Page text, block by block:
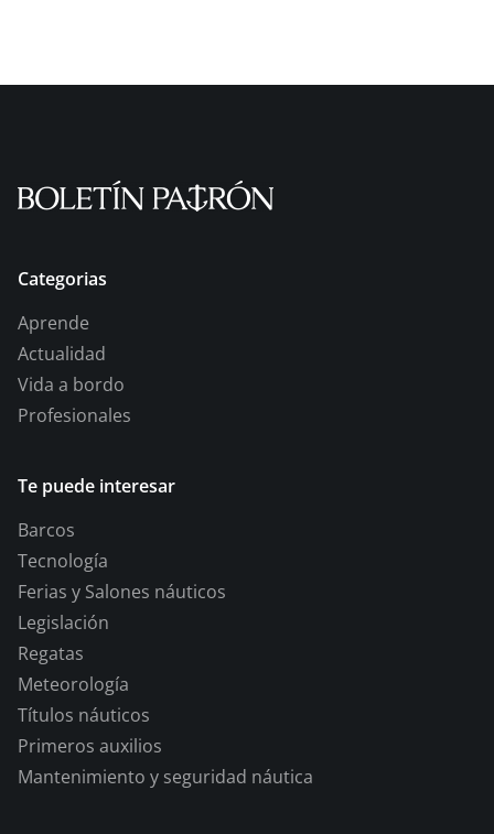
Categorias
Aprende
Actualidad
Vida a bordo
Profesionales
Te puede interesar
Barcos
Tecnología
Ferias y Salones náuticos
Legislación
Regatas
Meteorología
Títulos náuticos
Primeros auxilios
Mantenimiento y seguridad náutica